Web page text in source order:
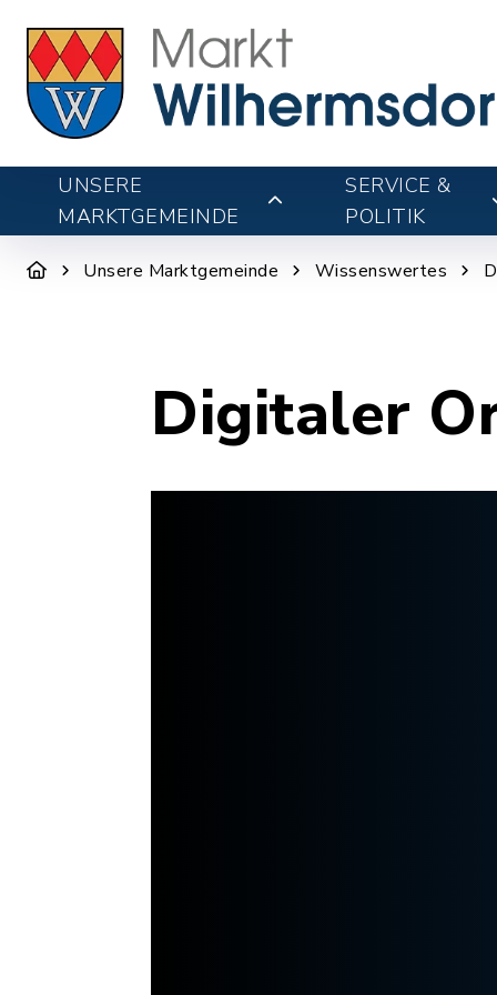
UNSERE
MARKTGEMEINDE
SERVICE &
POLITIK
Unsere Marktgemeinde Wissenswertes
Digitaler